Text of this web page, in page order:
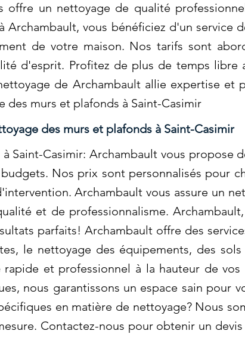
offre un nettoyage de qualité
Archambault, vous bénéficiez d'un service
de votre maison. Nos tarifs sont
d'esprit. Profitez de plus de temps libre
de Archambault allie expertise et
murs et plafonds à Saint-Casimir
des murs et plafonds à Saint-Casimir
Saint-Casimir: Archambault vous propose
Nos prix sont personnalisés pour
Archambault vous assure un
et de professionnalisme.
parfaits! Archambault offre des
le nettoyage des équipements, des
rapide et professionnel à la hauteur de
nous garantissons un espace sain pour
en matière de nettoyage? Nous
Contactez-nous pour obtenir un